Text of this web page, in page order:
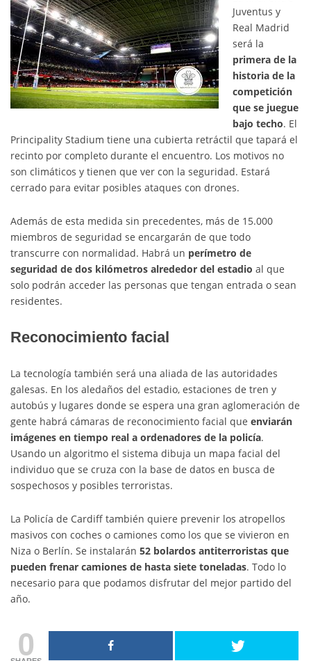
Juventus y
Real Madrid
será la
primera de la
historia de la
competición
que se juegue
bajo techo. El
Principality Stadium tiene una cubierta retráctil que tapará el
recinto por completo durante el encuentro. Los motivos no
son climáticos y tienen que ver con la seguridad. Estará
cerrado para evitar posibles ataques con drones.
Además de esta medida sin precedentes, más de 15.000
miembros de seguridad se encargarán de que todo
transcurre con normalidad. Habrá un perímetro de
seguridad de dos kilómetros alrededor del estadio al que
solo podrán acceder las personas que tengan entrada o sean
residentes.
Reconocimiento facial
La tecnología también será una aliada de las autoridades
galesas. En los aledaños del estadio, estaciones de tren y
autobús y lugares donde se espera una gran aglomeración de
gente habrá cámaras de reconocimiento facial que enviarán
imágenes en tiempo real a ordenadores de la policía.
Usando un algoritmo el sistema dibuja un mapa facial del
individuo que se cruza con la base de datos en busca de
sospechosos y posibles terroristas.
La Policía de Cardiff también quiere prevenir los atropellos
masivos con coches o camiones como los que se vivieron en
Niza o Berlín. Se instalarán 52 bolardos antiterroristas que
pueden frenar camiones de hasta siete toneladas. Todo lo
necesario para que podamos disfrutar del mejor partido del
año.
0